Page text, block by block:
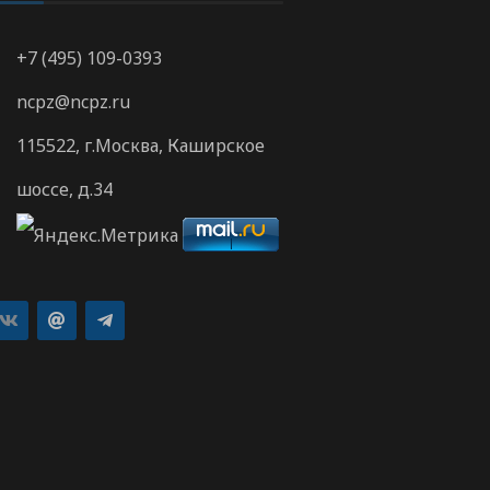
+7 (495) 109-0393
ncpz@ncpz.ru
115522, г.Москва, Каширское
шоссе, д.34